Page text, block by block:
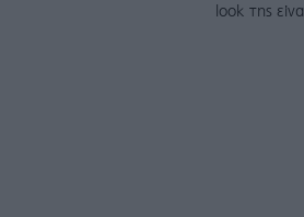
look της